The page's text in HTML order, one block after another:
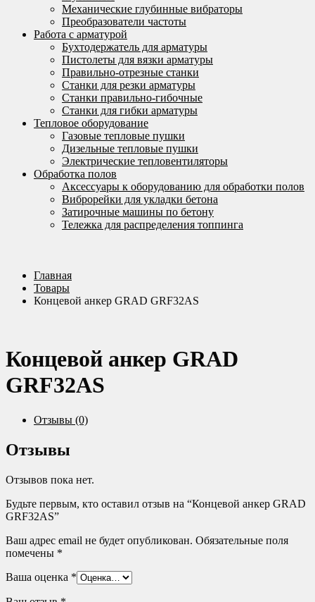
Механические глубинные вибраторы
Преобразователи частоты
Работа с арматурой
Бухтодержатель для арматуры
Пистолеты для вязки арматуры
Правильно-отрезные станки
Станки для резки арматуры
Станки правильно-гибочные
Станки для гибки арматуры
Тепловое оборудование
Газовые тепловые пушки
Дизельные тепловые пушки
Электрические тепловентиляторы
Обработка полов
Аксессуары к оборудованию для обработки полов
Виброрейки для укладки бетона
Затирочные машины по бетону
Тележка для распределения топпинга
Главная
Товары
Концевой анкер GRAD GRF32AS
Концевой анкер GRAD
GRF32AS
Отзывы (0)
Отзывы
Отзывов пока нет.
Будьте первым, кто оставил отзыв на “Концевой анкер GRAD
GRF32AS”
Ваш адрес email не будет опубликован. Обязательные поля
помечены *
Ваша оценка *